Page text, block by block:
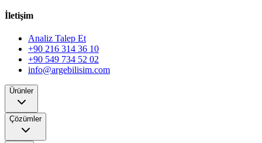
İletişim
Analiz Talep Et
+90 216 314 36 10
+90 549 734 52 02
info@argebilisim.com
Ürünler
Çözümler